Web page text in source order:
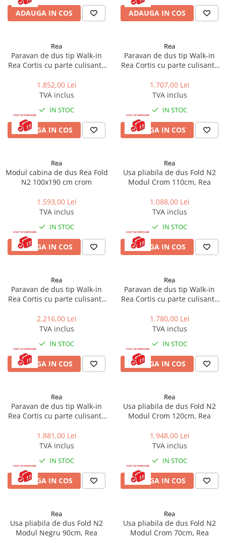
Cabine de dus semirotunde
Cadite de dus
Cadite dreptunghiulare
Cadite patrate
Cadita pentagonala
Rigole si canale de scurgere dus
Usi si pereti
Usi pliabile
Sisteme de dus
Coloane de dus
Sisteme de dus incastrate
Seturi de dus
Brate si palarii dus
Accesorii baie
Accesorii dus
Cuiere si suporturi prosoape
Mozaic
Sifoane, ventile si racorduri
Sifoane si ventile lavoar
Sifoane si ventile cadita dus
Sifoane pardoseala si terasa
Bucatarie
Baterii Bucatarie
Baterii clasice
Baterii cu dus extractabil
Baterii cu pipa flexibila
ADAUGA IN COS ADAUGA IN COS
Rea
Paravan de dus tip Walk-in
Rea Cortis cu parte culisanta
1.852,00 Lei
TVA inclus
IN STOC
ADAUGA IN COS
Rea
Paravan de dus tip Walk-in
Rea Cortis cu parte culisanta
1.707,00 Lei
TVA inclus
IN STOC
ADAUGA IN COS
Rea
Modul cabina de dus Rea Fold
N2 100x190 cm crom
1.593,00 Lei
TVA inclus
IN STOC
ADAUGA IN COS
Rea
Usa pliabila de dus Fold N2
Modul Crom 110cm, Rea
1.088,00 Lei
TVA inclus
IN STOC
ADAUGA IN COS
Rea
Paravan de dus tip Walk-in
Rea Cortis cu parte culisanta
2.216,00 Lei
TVA inclus
IN STOC
ADAUGA IN COS
Rea
Paravan de dus tip Walk-in
Rea Cortis cu parte culisanta
1.780,00 Lei
TVA inclus
IN STOC
ADAUGA IN COS
Rea
Paravan de dus tip Walk-in
Rea Cortis cu parte culisanta
1.881,00 Lei
TVA inclus
IN STOC
ADAUGA IN COS
Rea
Usa pliabila de dus Fold N2
Modul Crom 120cm, Rea
1.948,00 Lei
TVA inclus
IN STOC
ADAUGA IN COS
Rea
Usa pliabila de dus Fold N2
Modul Negru 90cm, Rea
Rea
Usa pliabila de dus Fold N2
Modul Crom 70cm, Rea